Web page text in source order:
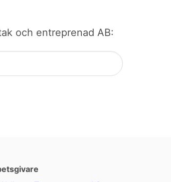
och entreprenad AB: